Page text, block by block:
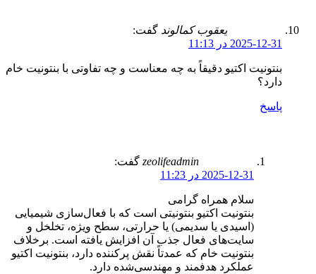
یعقوب کمالوند گفت:
2025-12-31 در 11:13
بنتونیت اکتیو دقیقاً به چه معناست و چه تفاوتی با بنتونیت خام
دارد؟
پاسخ
zeolifeadmin گفت:
2025-12-31 در 11:23
سلام همراه گرامی
بنتونیت اکتیو بنتونیتی است که با فعال‌سازی شیمیایی
(اسیدی یا سدیمی) یا حرارتی، سطح ویژه، تخلخل و
سایت‌های فعال جذب آن افزایش یافته است. برخلاف
بنتونیت خام که عمدتاً نقش پرکننده دارد، بنتونیت اکتیو
عملکرد هدفمند و مهندسی‌شده دارد.